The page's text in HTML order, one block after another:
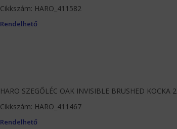
Cikkszám: HARO_411582
Rendelhető
HARO SZEGŐLÉC OAK INVISIBLE BRUSHED KOCKA
Cikkszám: HARO_411467
Rendelhető